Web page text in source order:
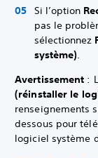
Si l’option
pas le
sélectionnez
système)
Avertissement :
(réinstaller le
renseignements
dessous pour
logiciel système